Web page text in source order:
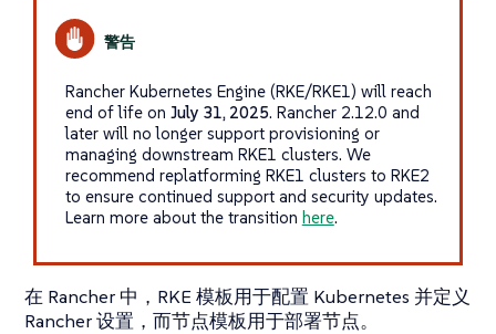
Rancher Kubernetes Engine (RKE/RKE1) will reach
end of life on July 31, 2025. Rancher 2.12.0 and
later will no longer support provisioning or
managing downstream RKE1 clusters. We
recommend replatforming RKE1 clusters to RKE2
to ensure continued support and security updates.
Learn more about the transition here.
在 Rancher 中，RKE 模板用于配置 Kubernetes 并定义
Rancher 设置，而节点模板用于部署节点。